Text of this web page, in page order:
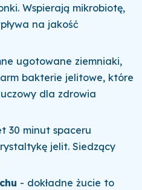
Wspierają mikrobiotę,
na jakość
ugotowane ziemniaki,
bakterie jelitowe, które
dla zdrowia
30 minut spaceru
jelit. Siedzący
- dokładne żucie to